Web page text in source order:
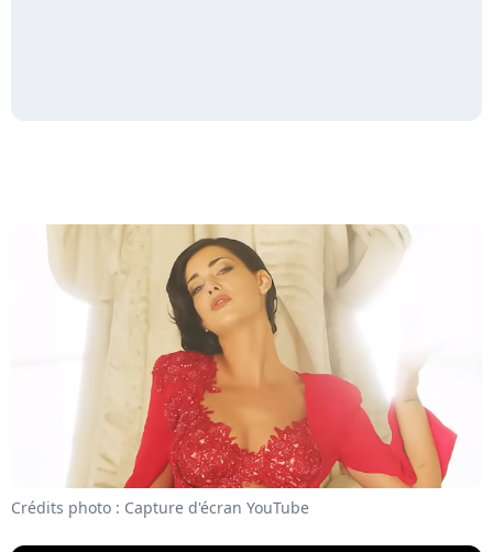
Crédits photo : Capture d'écran YouTube